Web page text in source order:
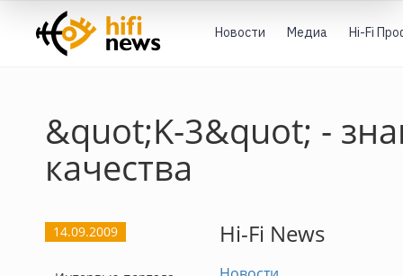
Новости Медиа Hi-Fi
&quot;K-3&quot; -
качества
14.09.2009 Hi-Fi News